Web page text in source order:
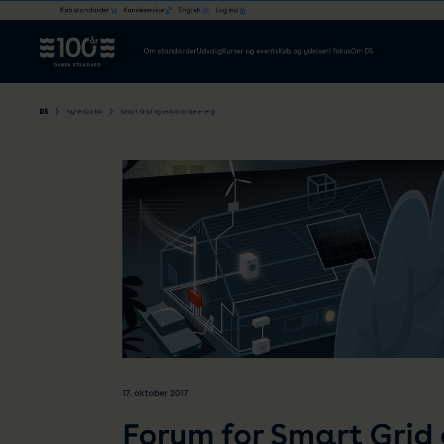
Køb standarder Kundeservice English Log ind
Om standarderUdvalgKurser og eventsKøb og ydelser I fokusOm DS
Nyhedsarkiv Smart Grid og vedvarende energi
17. oktober 2017
Forum for Smart Grid